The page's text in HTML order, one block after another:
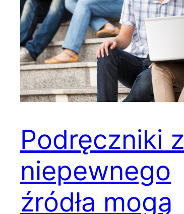
Podręczniki z
niepewnego
źródła mogą